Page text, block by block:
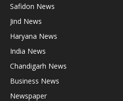
Safidon News
Jind News
Haryana News
India News
Chandigarh News
Business News
Newspaper